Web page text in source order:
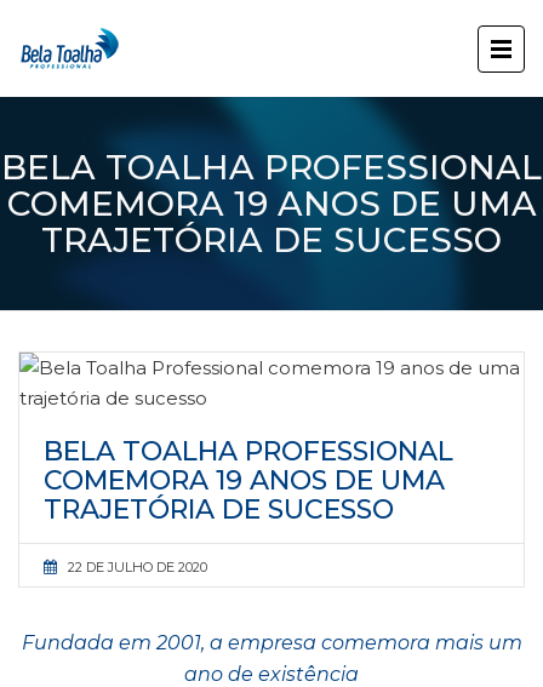
BELA TOALHA PROFESSIONAL
COMEMORA 19 ANOS DE UMA
TRAJETÓRIA DE SUCESSO
BELA TOALHA PROFESSIONAL
COMEMORA 19 ANOS DE UMA
TRAJETÓRIA DE SUCESSO
22 DE JULHO DE 2020
Fundada em 2001, a empresa comemora mais um
ano de existência